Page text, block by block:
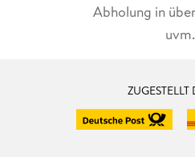
Abholung in
uvm.